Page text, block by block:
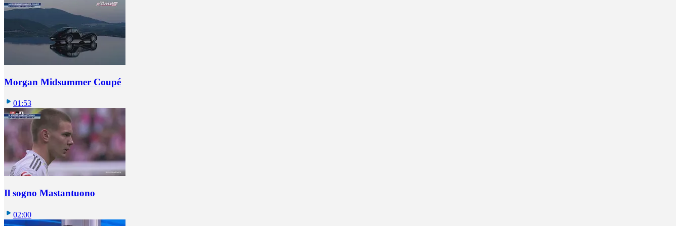
Morgan Midsummer Coupé
01:53
Il sogno Mastantuono
02:00